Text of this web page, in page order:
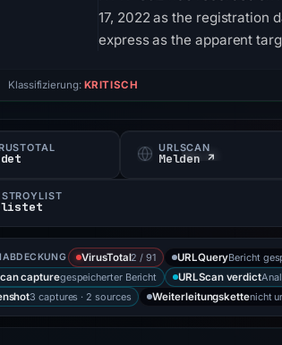
17, 2022 as the registration
express as the apparent
Klassifizierung: KRITISCH
URLSCAN
Melden ↗
VirusTotal2 / 91 URLQueryBericht
capturegespeicherter Bericht URLScan verdict
3 captures · 2 sources Weiterleitungskettenicht